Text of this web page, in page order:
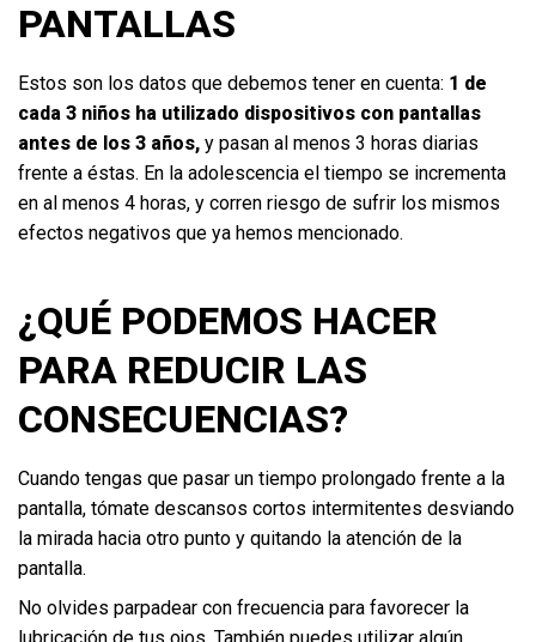
PANTALLAS
Estos son los datos que debemos tener en cuenta: 1 de
cada 3 niños ha utilizado dispositivos con pantallas
antes de los 3 años, y pasan al menos 3 horas diarias
frente a éstas. En la adolescencia el tiempo se incrementa
en al menos 4 horas, y corren riesgo de sufrir los mismos
efectos negativos que ya hemos mencionado.
¿QUÉ PODEMOS HACER
PARA REDUCIR LAS
CONSECUENCIAS?
Cuando tengas que pasar un tiempo prolongado frente a la
pantalla, tómate descansos cortos intermitentes desviando
la mirada hacia otro punto y quitando la atención de la
pantalla.
No olvides parpadear con frecuencia para favorecer la